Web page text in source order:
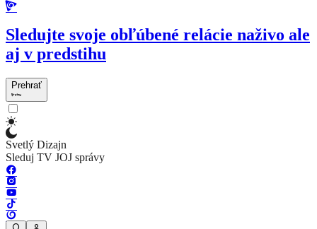
Sledujte svoje obľúbené relácie naživo ale
aj v predstihu
Prehrať
Svetlý Dizajn
Sleduj TV JOJ správy